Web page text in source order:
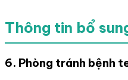
Thông tin bổ
6. Phòng tránh bệnh